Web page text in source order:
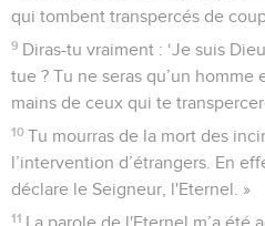
qui tombent transpercés de
9 Diras-tu vraiment : ‘Je suis
tue ? Tu ne seras qu’un
mains de ceux qui te
10 Tu mourras de la mort des
l’intervention d’étrangers. En
déclare le Seigneur, l'Eternel. »
11 La parole de l'Eternel m’a été